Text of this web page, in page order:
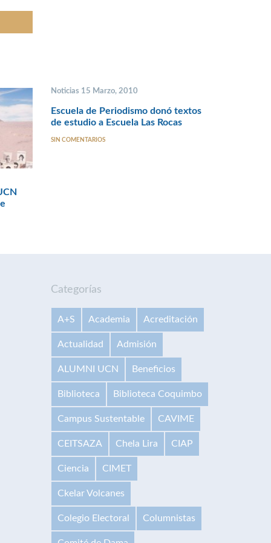
Noticias 15 Marzo, 2010
Escuela de Periodismo donó textos
de estudio a Escuela Las Rocas
SIN COMENTARIOS
Categorías
A+S Academia Acreditación
Actualidad Admisión
ALUMNI UCN Beneficios
Biblioteca Biblioteca Coquimbo
Campus Sustentable CAVIME
CEITSAZA Chela Lira CIAP
Ciencia CIMET
Ckelar Volcanes
Colegio Electoral Columnistas